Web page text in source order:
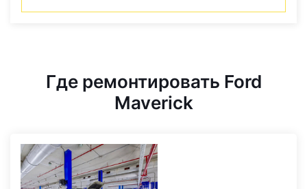
Где ремонтировать Ford
Maverick